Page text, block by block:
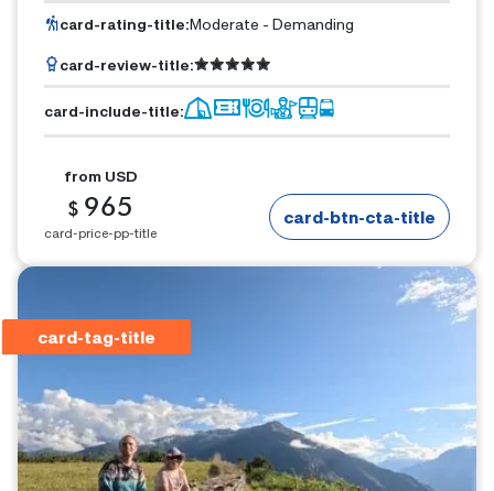
card-rating-title:Moderate - Demanding
card-review-title:
card-include-title:
from USD
$ 965
card-price-pp-title
card-btn-cta-title
card-tag-title